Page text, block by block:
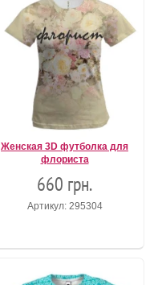
Женская 3D футболка для
флориста
660 грн.
Артикул: 295304